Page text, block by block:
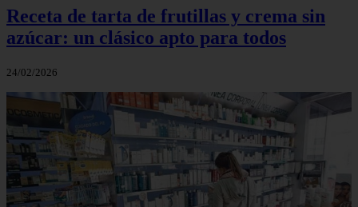
Receta de tarta de frutillas y crema sin
azúcar: un clásico apto para todos
24/02/2026